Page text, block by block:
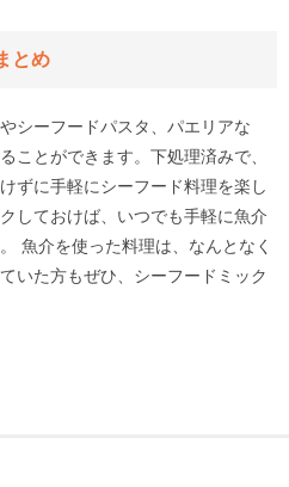
とめ
シーフードパスタ、パエリアな
ことができます。下処理済みで、
ずに手軽にシーフード料理を楽し
しておけば、いつでも手軽に魚介
魚介を使った料理は、なんとなく
いた方もぜひ、シーフードミック